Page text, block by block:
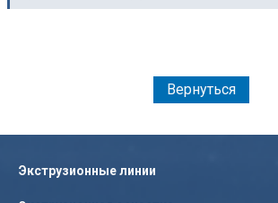
Вернуться
Экструзионные линии